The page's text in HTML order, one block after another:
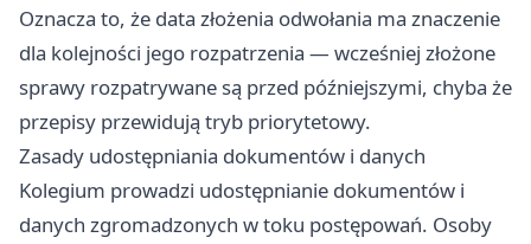
Oznacza to, że data złożenia odwołania ma znaczenie
dla kolejności jego rozpatrzenia — wcześniej złożone
sprawy rozpatrywane są przed późniejszymi, chyba że
przepisy przewidują tryb priorytetowy.
Zasady udostępniania dokumentów i danych
Kolegium prowadzi udostępnianie dokumentów i
danych zgromadzonych w toku postępowań. Osoby